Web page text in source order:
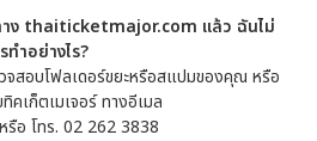
าง thaiticketmajor.com แล้ว ฉันไม่
ำอย่างไร?
จสอบโฟลเดอร์ขยะหรือสแปมของคุณ หรือ
เก็ตเมเจอร์ ทางอีเมล
อ โทร. 02 262 3838